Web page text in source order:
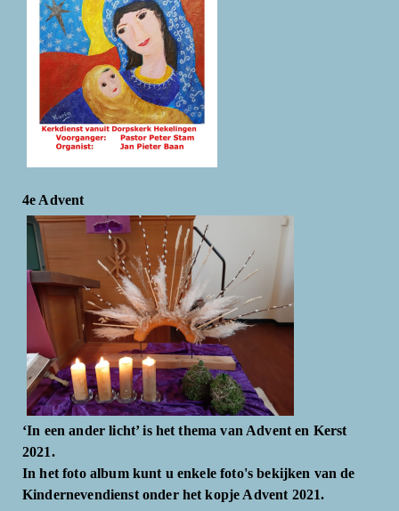
4e Advent
‘In een ander licht’ is het thema van Advent en Kerst
2021.
In het foto album kunt u enkele foto's bekijken van de
Kindernevendienst onder het kopje Advent 2021.